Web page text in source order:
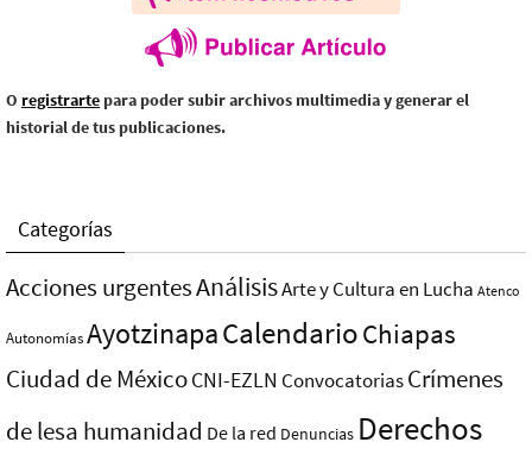
O registrarte para poder subir archivos multimedia y generar el
historial de tus publicaciones.
Categorías
Acciones urgentesAnálisisArte y Cultura en Lucha Atenco
AutonomíasAyotzinapaCalendarioChiapas
Ciudad de MéxicoCNI-EZLN ConvocatoriasCrímenes
de lesa humanidad De la red Denuncias Derechos